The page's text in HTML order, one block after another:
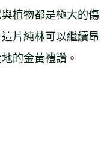
植物都是極大的傷
片純林可以繼續昂
的金黃禮讚。